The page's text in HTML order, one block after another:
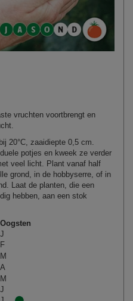
vruchten voortbrengt en
20°C, zaaidiepte 0,5 cm.
potjes en kweek ze verder
veel licht. Plant vanaf half
grond, in de hobbyserre, of in
Laat de planten, die een
hebben, aan een stok
Oogsten
J
F
M
A
M
J